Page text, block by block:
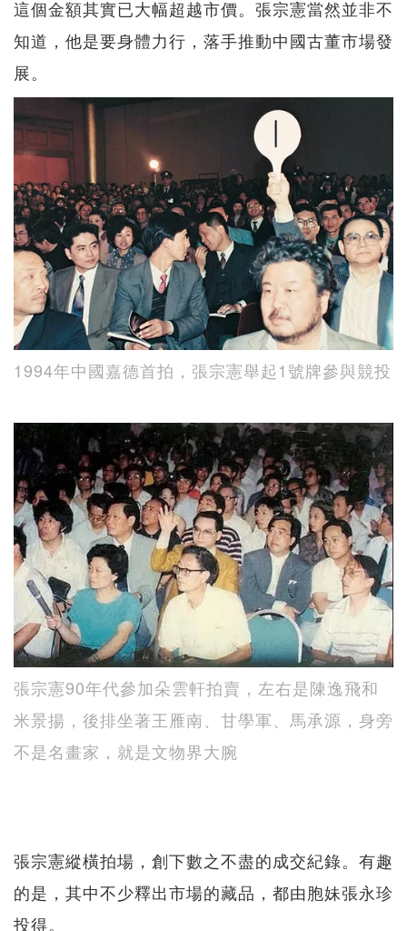
這個金額其實已大幅超越市價。張宗憲當然並非不
知道，他是要身體力行，落手推動中國古董市場發
展。
1994年中國嘉德首拍，張宗憲舉起1號牌參與競投
張宗憲90年代參加朵雲軒拍賣，左右是陳逸飛和
米景揚，後排坐著王雁南、甘學軍、馬承源，身旁
不是名畫家，就是文物界大腕
張宗憲縱橫拍場，創下數之不盡的成交紀錄。有趣
的是，其中不少釋出市場的藏品，都由胞妹張永珍
投得。